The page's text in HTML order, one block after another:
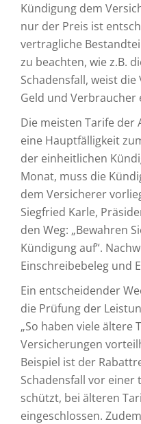
Kündigung dem
nur der Preis ist
vertragliche
zu beachten, wie z.B.
Schadensfall, weist
Geld und Verbraucher
Die meisten Tarife der
eine Hauptfälligkeit
der einheitlichen
Monat, muss die
dem Versicherer
Siegfried Karle,
den Weg: „Bewahren
Kündigung auf“.
Einschreibebeleg und
Ein entscheidender
die Prüfung der
„So haben viele ältere
Versicherungen
Beispiel ist der
Schadensfall vor
schützt, bei älteren
eingeschlossen.